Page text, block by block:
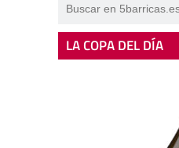
LA COPA DEL DÍA